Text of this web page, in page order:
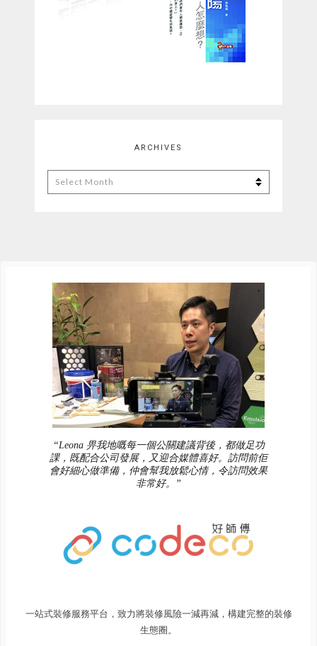
ARCHIVES
Archives
“Leona 畀我地嘅每一個公關建議背後，都做足功
課，既配合公司發展，又迎合媒體喜好。訪問前佢
會好細心做準備，仲會幫我放鬆心情，令訪問效果
非常好。”
一站式裝修服務平台，致力將裝修風險一減再減，構建完整的裝修
生態圈。